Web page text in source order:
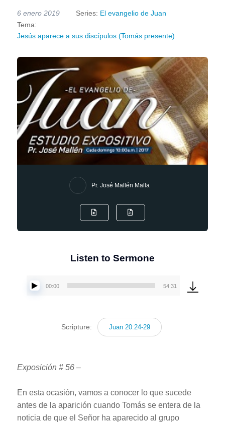
6 enero 2019 Series: El evangelio de Juan
Tema:
Jesús aparece a sus discípulos (Tomás presente)
Pr. José Mallén Malla
Listen to Sermone
Reproductor
audio
00:00 54:31
Scripture: Juan 20:24-29
Exposición # 56 –
En esta ocasión, vamos a conocer lo que sucede
antes de la aparición cuando Tomás se entera de la
noticia de que el Señor ha aparecido al grupo